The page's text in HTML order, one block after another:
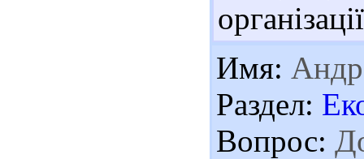
Имя:
Раздел:
Вопрос: